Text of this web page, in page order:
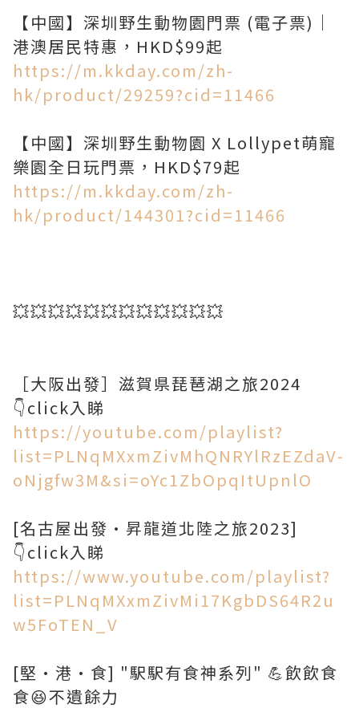
【中國】深圳野生動物園門票 (電子票)｜
https://m.kkday.com/zh-
hk/product/29259?cid=11466
【中國】深圳野生動物園 X Lollypet萌寵
https://m.kkday.com/zh-
hk/product/144301?cid=11466
💥💥💥💥💥💥💥💥💥💥💥💥
［大阪出發］滋賀県琵琶湖之旅2024
👇click入睇
https://youtube.com/playlist?
list=PLNqMXxmZivMhQNRYlRzEZdaV-
oNjgfw3M&si=oYc1ZbOpqItUpnlO
[名古屋出發•昇龍道北陸之旅2023]
https://www.youtube.com/playlist?
list=PLNqMXxmZivMi17KgbDS64R2u
w5FoTEN_V
[堅•港•食] "駅駅有食神系列" 💪飲飲食
食😆不遺餘力